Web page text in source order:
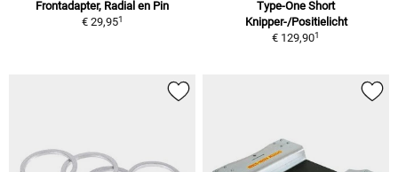
Frontadapter, Radial en Pin
€ 29,951
Type-One Short
Knipper-/Positielicht
€ 129,901